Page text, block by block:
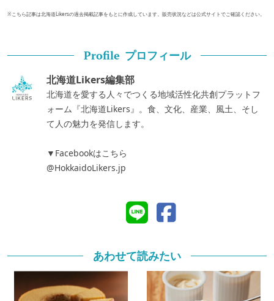
※こちら記事は北海道Likersの過去掲載記事をもとに作成しています。販売状況などは公式サイトでご確認ください。
Profile プロフィール
北海道Likers編集部
北海道を愛する人々でつくる地域活性化共創プラットフ
ォーム『北海道Likers』。食、文化、産業、風土、そし
て人の魅力を発信します。
▼Facebookはこちら
@HokkaidoLikers.jp
あわせて読みたい